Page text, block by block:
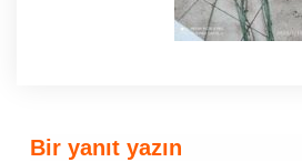
Bir yanıt yazın